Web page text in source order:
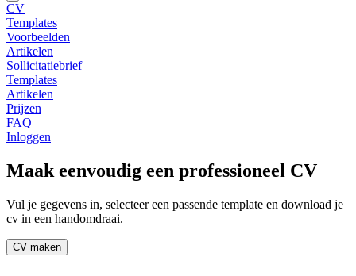
CV
Templates
Voorbeelden
Artikelen
Sollicitatiebrief
Templates
Artikelen
Prijzen
FAQ
Inloggen
Maak eenvoudig een professioneel CV
Vul je gegevens in, selecteer een passende template en download je
cv in een handomdraai.
CV maken